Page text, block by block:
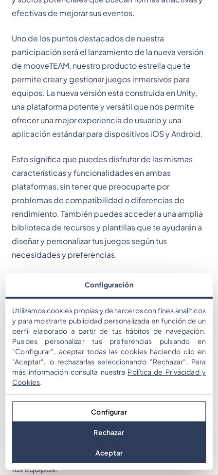
efectivas de mejorar sus eventos.
Uno de los puntos destacados de nuestra
participación será el lanzamiento de la nueva versión
de mooveTEAM, nuestro producto estrella que te
permite crear y gestionar juegos inmersivos para
equipos. La nueva versión está construida en Unity,
una plataforma potente y versátil que nos permite
ofrecer una mejor experiencia de usuario y una
aplicación estándar para dispositivos iOS y Android.
Esto significa que puedes disfrutar de las mismas
características y funcionalidades en ambas
plataformas, sin tener que preocuparte por
problemas de compatibilidad o diferencias de
rendimiento. También puedes acceder a una amplia
biblioteca de recursos y plantillas que te ayudarán a
diseñar y personalizar tus juegos según tus
necesidades y preferencias.
Además, tenemos algunas noticias emocionantes
oportunidades de negocio con mooveTEAM. Hemos
desarrollado nuevas formas de monetizar tus juegos
y generar más valor para tus clientes. Ya seas un
organizador de eventos, un formador, un coach o un
propietario de un espacio, tenemos una solución que
se adapta a tus objetivos y presupuesto.
Si estás interesado en saber más sobre mooveTEAM
y nuestros otros productos y servicios, visítanos en el
stand C550 durante IMEX Frankfurt. Nos encantaría
crear experiencias memorables e impactantes para
tus equipos.
Configuración
Utilizamos cookies propias y de terceros con fines analíticos
y para mostrarte publicidad personalizada en función de un
perfil elaborado a partir de tus hábitos de navegación.
Puedes personalizar tus preferencias pulsando en
"Configurar", aceptar todas las cookies haciendo clic en
"Aceptar", o rechazarlas seleccionando "Rechazar". Para
más información consulta nuestra Política de Privacidad y
Cookies.
Configurar
Rechazar
Aceptar